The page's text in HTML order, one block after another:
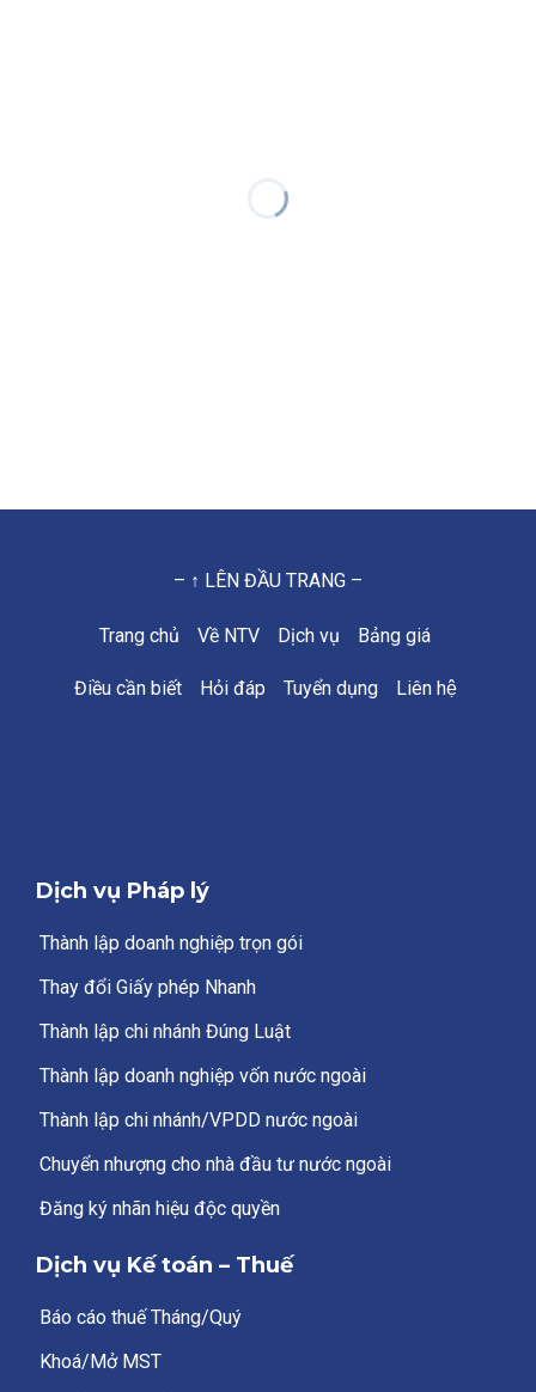
– ↑ LÊN ĐẦU TRANG –
Trang chủ Về NTV Dịch vụ Bảng giá
Điều cần biết Hỏi đáp Tuyển dụng Liên hệ
Dịch vụ Pháp lý
Thành lập doanh nghiệp trọn gói
Thay đổi Giấy phép Nhanh
Thành lập chi nhánh Đúng Luật
Thành lập doanh nghiệp vốn nước ngoài
Thành lập chi nhánh/VPDD nước ngoài
Chuyển nhượng cho nhà đầu tư nước ngoài
Đăng ký nhãn hiệu độc quyền
Dịch vụ Kế toán – Thuế
Báo cáo thuế Tháng/Quý
Khoá/Mở MST